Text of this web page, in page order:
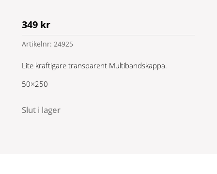
349 kr
Artikelnr: 24925
Lite kraftigare transparent Multibandskappa.
50×250
Slut i lager